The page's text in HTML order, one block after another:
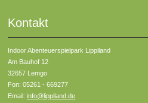
Kontakt
Indoor Abenteuerspielpark Lippiland
Am Bauhof 12
32657 Lemgo
Fon: 05261 - 669277
Email:info@lippiland.de